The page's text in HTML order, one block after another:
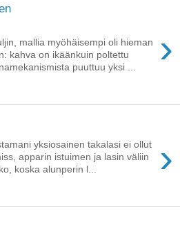
›
mallia myöhäisempi oli hieman
kahva on ikäänkuin poltettu
puuttuu yksi ...
›
yksiosainen takalasi ei ollut
apparin istuimen ja lasin väliin
koska alunperin l...